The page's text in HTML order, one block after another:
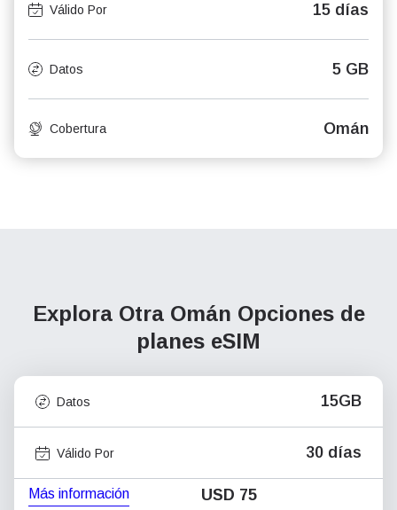
Válido Por 15 días
Datos 5 GB
Cobertura Omán
Explora Otra Omán Opciones de
planes eSIM
Datos 15GB
Válido Por 30 días
Más información USD 75